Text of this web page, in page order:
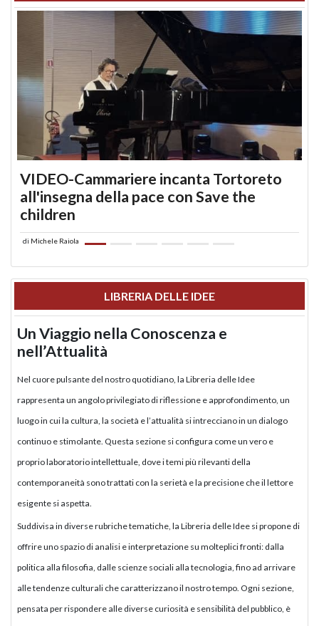
VIDEO-Cammariere incanta Tortoreto
all'insegna della pace con Save the
children
di Michele Raiola
LIBRERIA DELLE IDEE
Un Viaggio nella Conoscenza e
nell’Attualità
Nel cuore pulsante del nostro quotidiano, la Libreria delle Idee
rappresenta un angolo privilegiato di riflessione e approfondimento, un
luogo in cui la cultura, la società e l’attualità si intrecciano in un dialogo
continuo e stimolante. Questa sezione si configura come un vero e
proprio laboratorio intellettuale, dove i temi più rilevanti della
contemporaneità sono trattati con la serietà e la precisione che il lettore
esigente si aspetta.
Suddivisa in diverse rubriche tematiche, la Libreria delle Idee si propone di
offrire uno spazio di analisi e interpretazione su molteplici fronti: dalla
politica alla filosofia, dalle scienze sociali alla tecnologia, fino ad arrivare
alle tendenze culturali che caratterizzano il nostro tempo. Ogni sezione,
pensata per rispondere alle diverse curiosità e sensibilità del pubblico, è